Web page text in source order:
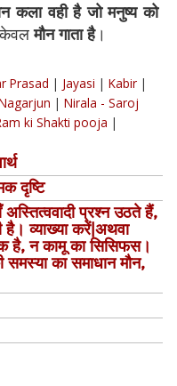
कला वही है जो मनुष्य को
केवलमौन गाता है।
Prasad | Jayasi | Kabir |
| Nirala - Saroj
ki Shakti pooja |
दृष्टि
अस्तित्ववादी प्रश्न उठते हैं,
है। व्याख्या करें|अथवा
है, न कामू का सिसिफस।
का समाधान मौन,